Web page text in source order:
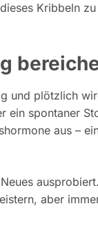
Kribbeln
und plötzlich
spontaner
aus –
aber